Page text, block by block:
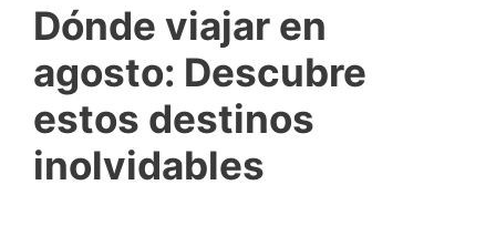
Dónde viajar en
agosto: Descubre
estos destinos
inolvidables